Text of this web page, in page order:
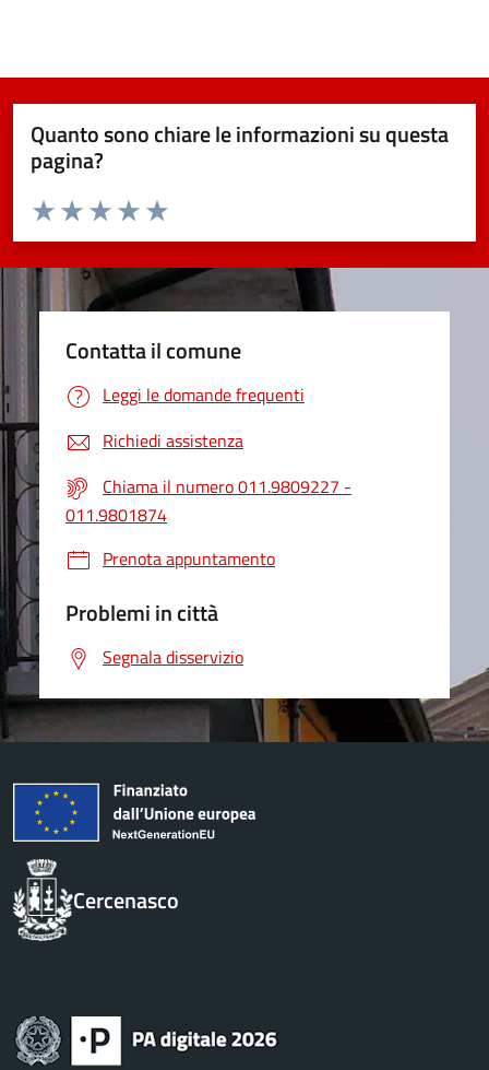
Quanto sono chiare le informazioni su questa
pagina?
Valuta da 1 a 5 stelle la pagina
Valuta 5 stelle su 5
Valuta 4 stelle su 5
Valuta 3 stelle su 5
Valuta 2 stelle su 5
Valuta 1 stelle su 5
Contatta il comune
Leggi le domande frequenti
Richiedi assistenza
Chiama il numero 011.9809227 -
011.9801874
Prenota appuntamento
Problemi in città
Segnala disservizio
Cercenasco